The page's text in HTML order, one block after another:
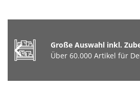
Große Auswahl inkl.
Über 60.000 Artikel für